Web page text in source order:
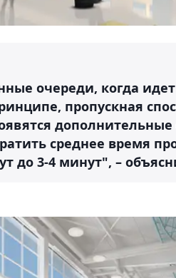
очереди, когда идет
пропускная
среднее время
до 3-4 минут", –